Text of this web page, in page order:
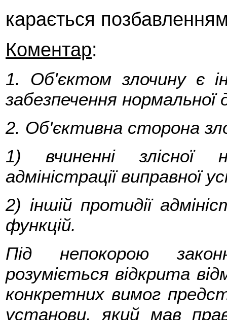
карається
Коментар:
1. Об'єктом злочину є
забезпечення нормальної
2. Об'єктивна сторона
1) вчиненні злісної
адміністрації виправної
2) іншій протидії
функцій.
Під непокорою
розуміється відкрита
конкретних вимог
установи, який мав